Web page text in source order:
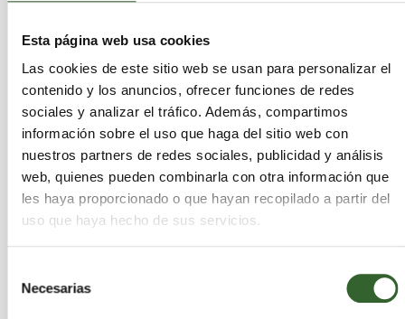
Esta página web usa cookies
Las cookies de este sitio web se usan para personalizar el
contenido y los anuncios, ofrecer funciones de redes
sociales y analizar el tráfico. Además, compartimos
información sobre el uso que haga del sitio web con
nuestros partners de redes sociales, publicidad y análisis
web, quienes pueden combinarla con otra información que
les haya proporcionado o que hayan recopilado a partir del
uso que haya hecho de sus servicios.
Necesarias
Tejidos Royo ha recibido una certificación por
el uso de material reciclado
miércoles 11 de septiembre de 2013